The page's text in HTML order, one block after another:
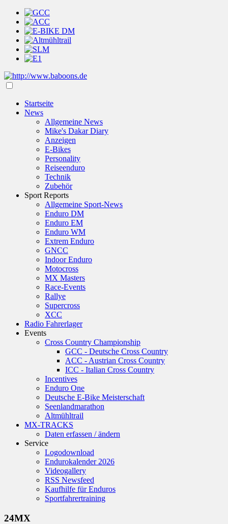
Startseite
News
Allgemeine News
Mike's Dakar Diary
Anzeigen
E-Bikes
Personality
Reiseenduro
Technik
Zubehör
Sport Reports
Allgemeine Sport-News
Enduro DM
Enduro EM
Enduro WM
Extrem Enduro
GNCC
Indoor Enduro
Motocross
MX Masters
Race-Events
Rallye
Supercross
XCC
Radio Fahrerlager
Events
Cross Country Championship
GCC - Deutsche Cross Country
ACC - Austrian Cross Country
ICC - Italian Cross Country
Incentives
Enduro One
Deutsche E-Bike Meisterschaft
Seenlandmarathon
Altmühltrail
MX-TRACKS
Daten erfassen / ändern
Service
Logodownload
Endurokalender 2026
Videogallery
RSS Newsfeed
Kaufhilfe für Enduros
Sportfahrertraining
24MX